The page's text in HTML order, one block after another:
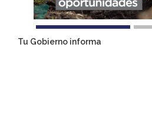
Tu Gobierno informa